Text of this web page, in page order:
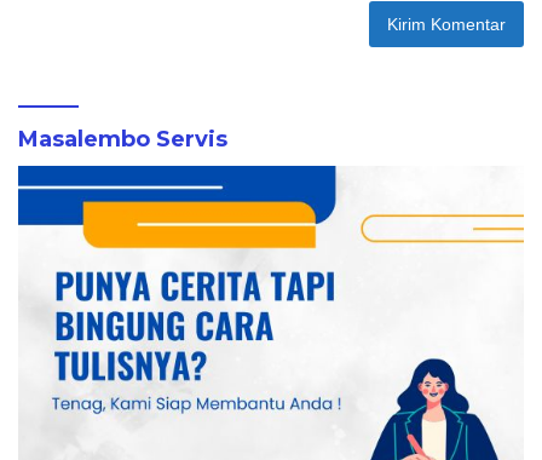
Masalembo Servis